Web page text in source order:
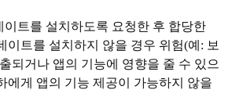
이트를 설치하도록 요청한 후 합당한
이트를 설치하지 않을 경우 위험(예: 보
되거나 앱의 기능에 영향을 줄 수 있으
에게 앱의 기능 제공이 가능하지 않을